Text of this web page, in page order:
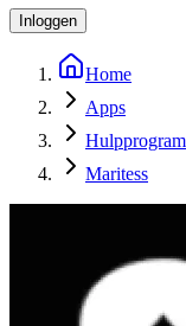
Inloggen
Home
Apps
Maritess